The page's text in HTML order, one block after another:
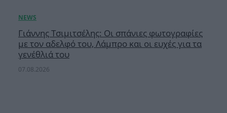
Γιάννης Τσιμιτσέλης: Οι σπάνιες φωτογραφίες
με τον αδελφό του, Λάμπρο και οι ευχές για τα
γενέθλιά του
07.08.2026